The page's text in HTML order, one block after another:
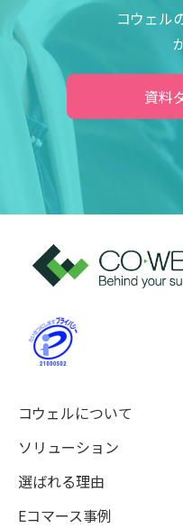
コウェル
資料
コウェルについて
ソリューション
選ばれる理由
Eコマース事例